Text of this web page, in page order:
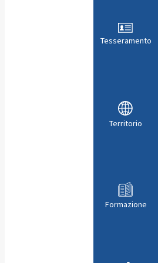
Tesseramento
Territorio
Formazione